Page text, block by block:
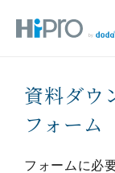
資料ダウ
フォーム
フォームに必